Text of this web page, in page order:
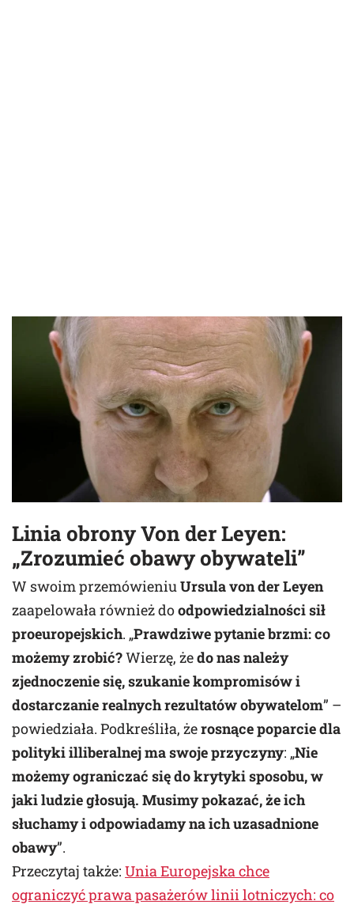
Linia obrony Von der Leyen:
„Zrozumieć obawy obywateli”
W swoim przemówieniuUrsula von der Leyen
zaapelowała również doodpowiedzialności sił
proeuropejskich. „Prawdziwe pytanie brzmi: co
możemy zrobić?Wierzę, żedo nas należy
zjednoczenie się, szukanie kompromisów i
dostarczanie realnych rezultatów obywatelom” –
powiedziała. Podkreśliła, żerosnące poparcie dla
polityki illiberalnej ma swoje przyczyny: „Nie
możemy ograniczać się do krytyki sposobu, w
jaki ludzie głosują. Musimy pokazać, że ich
słuchamy i odpowiadamy na ich uzasadnione
obawy”.
Przeczytaj także: Unia Europejska chce
ograniczyć prawa pasażerów linii lotniczych: co